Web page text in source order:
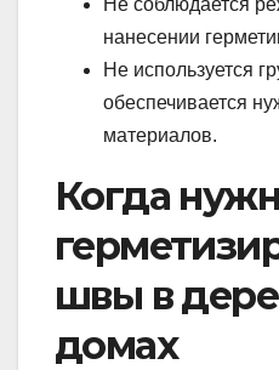
нанесении
Не используется
обеспечивается
материалов.
Когда
швы в
домах